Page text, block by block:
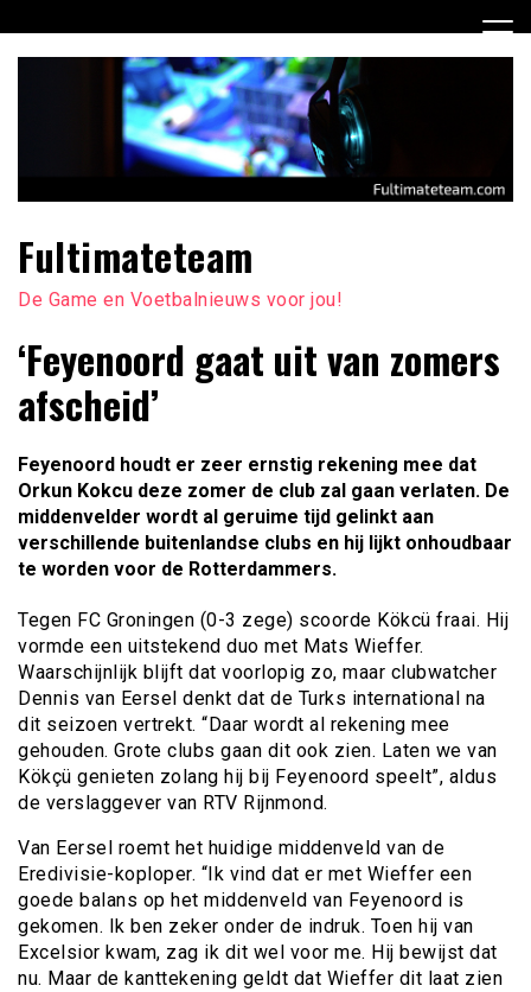
naar
Fultimateteam
De Game en Voetbalnieuws voor jou!
‘Feyenoord gaat uit van zomers
afscheid’
Feyenoord houdt er zeer ernstig rekening mee dat
Orkun Kokcu deze zomer de club zal gaan verlaten. De
middenvelder wordt al geruime tijd gelinkt aan
verschillende buitenlandse clubs en hij lijkt onhoudbaar
te worden voor de Rotterdammers.
Tegen FC Groningen (0-3 zege) scoorde Kökcü fraai. Hij
vormde een uitstekend duo met Mats Wieffer.
Waarschijnlijk blijft dat voorlopig zo, maar clubwatcher
Dennis van Eersel denkt dat de Turks international na
dit seizoen vertrekt. “Daar wordt al rekening mee
gehouden. Grote clubs gaan dit ook zien. Laten we van
Kökçü genieten zolang hij bij Feyenoord speelt”, aldus
de verslaggever van RTV Rijnmond.
Van Eersel roemt het huidige middenveld van de
Eredivisie-koploper. “Ik vind dat er met Wieffer een
goede balans op het middenveld van Feyenoord is
gekomen. Ik ben zeker onder de indruk. Toen hij van
Excelsior kwam, zag ik dit wel voor me. Hij bewijst dat
nu. Maar de kanttekening geldt dat Wieffer dit laat zien